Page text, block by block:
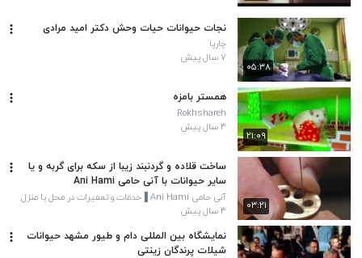
۰۵:۳۸
نجات حیوانات حیات وحش دکتر امید مرادی
چارپا
۷ سال پیش
۲۱:۰۹
همستر بامزه
Rokhshareh
۳ سال پیش
۰۳:۲۱
ساخت قلاده و گردنبند زیبا از سکه برای گربه و یا
سایر حیوانات با آنی حامی Ani Hami
آنی حامی Ani Hami ▐خدمات و تعمیرات در محل یا منزل
۳ سال پیش
نمایشگاه بین المللی دام و طیور مشهد حیوانات
شیلات پرندگان زینتی